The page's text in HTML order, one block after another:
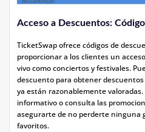
Acceso a Descuentos:
TicketSwap ofrece códigos de
proporcionar a los clientes un
vivo como conciertos y festivales.
descuento para obtener
ya están razonablemente
informativo o consulta las
asegurarte de no perderte ninguna
favoritos.